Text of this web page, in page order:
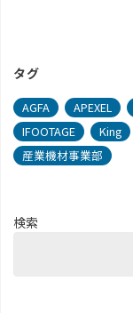
タグ
AGFA APEXEL
IFOOTAGE
King
産業機材事業部
検索